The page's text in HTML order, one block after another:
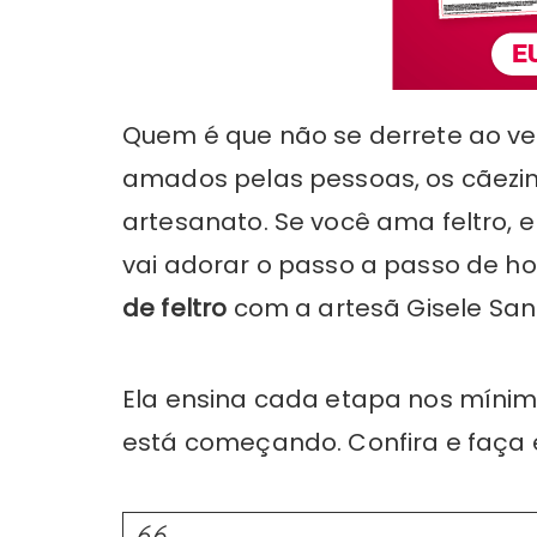
Quem é que não se derrete ao
amados pelas pessoas, os
artesanato. Se você ama feltro,
vai adorar o passo a passo de
de feltro com a artesã Gisele
Ela ensina cada etapa nos
está começando. Confira e faça